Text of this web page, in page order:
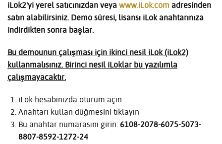
destek
Dil/Bölge
iLok2'yi yerel satıcınızdan veya www.iLok.com adresinden
satın alabilirsiniz. Demo süresi, lisansı iLok anahtarınıza
indirdikten sonra başlar.
Bu demounun çalışması için ikinci nesil iLok (iLok2)
kullanmalısınız. Birinci nesil iLoklar bu yazılımla
çalışmayacaktır.
iLok hesabınızda oturum açın
Anahtarı kullan düğmesini tıklayın
Bu anahtar numarasını girin:6108-2078-6075-5073-
8807-8592-1272-24